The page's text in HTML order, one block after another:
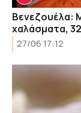
Βενεζουέλα:
χαλάσματα,
27/06 17:12